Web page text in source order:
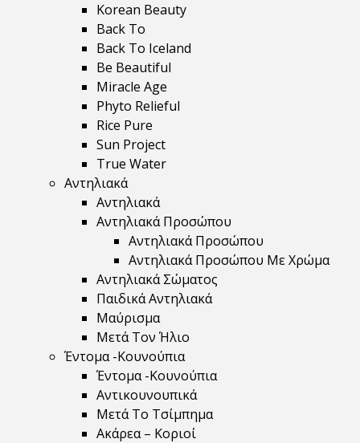
Korean Beauty
Back To
Back To Iceland
Be Beautiful
Miracle Age
Phyto Relieful
Rice Pure
Sun Project
True Water
Αντηλιακά
Αντηλιακά
Αντηλιακά Προσώπου
Αντηλιακά Προσώπου
Αντηλιακά Προσώπου Με Χρώμα
Αντηλιακά Σώματος
Παιδικά Αντηλιακά
Μαύρισμα
Mετά Τον Ήλιο
Έντομα -Κουνούπια
Έντομα -Κουνούπια
Αντικουνουπικά
Μετά Το Τσίμπημα
Ακάρεα – Κοριοί